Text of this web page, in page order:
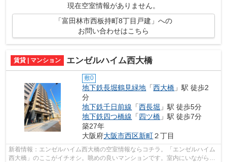
現在空室情報がありません。
「富田林市西板持町8丁目戸建」への
お問い合わせはこちら
賃貸 | マンション エンゼルハイム西大橋
敷0
地下鉄長堀鶴見緑地 「西大橋 」駅 徒歩2
分
地下鉄千日前線 「西長堀 」駅 徒歩5分
地下鉄四つ橋線 「四ツ橋 」駅 徒歩7分
築27年
大阪府大阪市西区新町２丁目
新着情報：エンゼルハイム西大橋の空室情報ならコチラ。「エンゼルハイム
西大橋」のここがイチオシ。眺めの良いマンションです。室内にいながら陽